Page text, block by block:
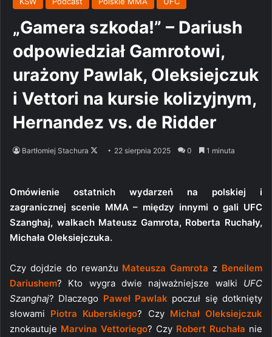
„Gamera szkoda!” – Dariush
odpowiedział Gamrotowi,
urażony Pawlak, Oleksiejczuk
i Vettori na kursie kolizyjnym,
Hernandez vs. de Ridder
Bartłomiej Stachura
Follow22 sierpnia 2025 0 1 minuta
Omówienie ostatnich wydarzeń na polskiej i
zagranicznej scenie MMA – między innymi o gali UFC
Szanghaj, walkach Mateusz Gamrota, Roberta Ruchały,
Michała Oleksiejczuka.
Czy dojdzie do rewanżu Mateusza Gamrota z Beneilem
Dariushem? Kto wygra dwie najważniejsze walki UFC
Szanghaj? Dlaczego Paweł Pawlak poczuł się dotknięty
słowami Piotra Kuberskiego? Czy Michał Oleksiejczuk
znokautuje Marvina Vettoriego? Czy Robert Ruchała nie